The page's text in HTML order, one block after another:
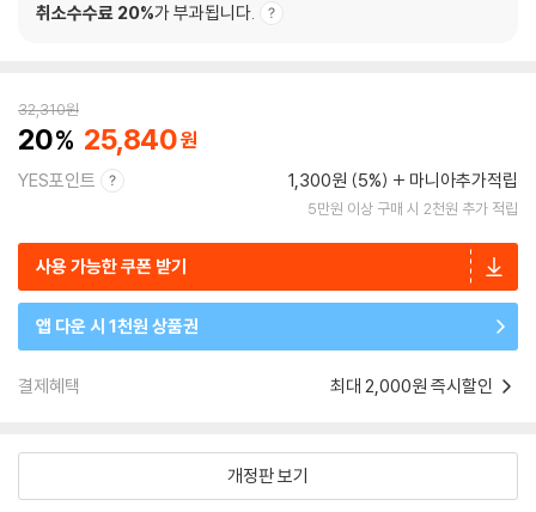
취소수수료 20%가 부과됩니다.
32,310원
20 25,840
YES포인트 1,300원 (5%) 마니아추가적립
5만원 이상 구매 시 2천원 추가 적립
사용 가능한 쿠폰 받기
앱 다운 시 1천원 상품권
결제혜택 최대 2,000원 즉시할인
개정판 보기